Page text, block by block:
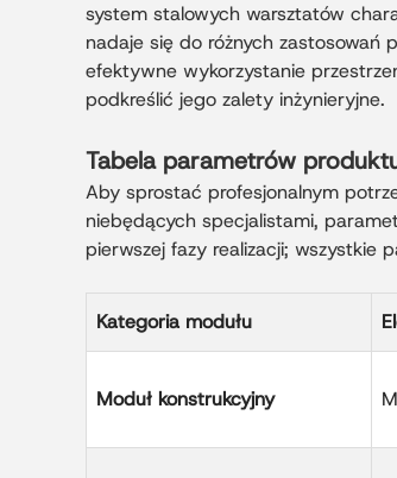
system stalowych warsztatów
nadaje się do różnych zastosowań
efektywne wykorzystanie
podkreślić jego zalety inżynieryjne.
Tabela parametrów
Aby sprostać profesjonalnym
niebędących specjalistami,
pierwszej fazy realizacji; wszystkie
Kategoria modułu
Moduł konstrukcyjny